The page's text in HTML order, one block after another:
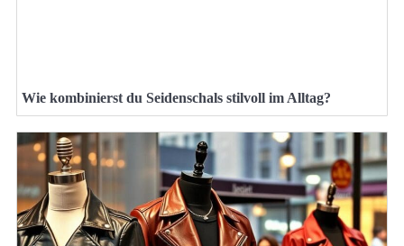
Wie kombinierst du Seidenschals stilvoll im Alltag?